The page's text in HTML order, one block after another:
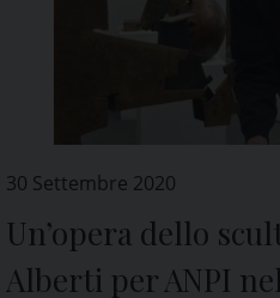
30 Settembre 2020
Un’opera dello
Alberti per ANPI nel